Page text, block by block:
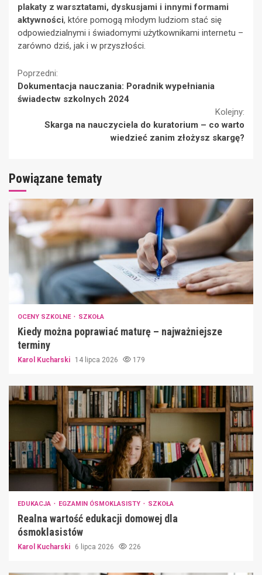
plakaty z warsztatami, dyskusjami i innymi formami
aktywności, które pomogą młodym ludziom stać się
odpowiedzialnymi i świadomymi użytkownikami internetu –
zarówno dziś, jak i w przyszłości.
Continue
Reading
Poprzedni:
Dokumentacja nauczania: Poradnik wypełniania
świadectw szkolnych 2024
Kolejny:
Skarga na nauczyciela do kuratorium – co warto
wiedzieć zanim złożysz skargę?
Powiązane tematy
OCENY SZKOLNE SZKOŁA
Kiedy można poprawiać maturę – najważniejsze
terminy
Karol Kucharski 14 lipca 2026 179
EDUKACJA EGZAMIN ÓSMOKLASISTY SZKOŁA
Realna wartość edukacji domowej dla
ósmoklasistów
Karol Kucharski 6 lipca 2026 226